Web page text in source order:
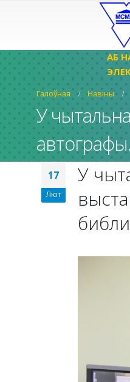
АБ
Галоўная Навіны
У
17
Лют
У